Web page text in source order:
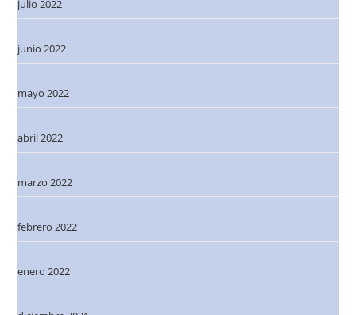
julio 2022
junio 2022
mayo 2022
abril 2022
marzo 2022
febrero 2022
enero 2022